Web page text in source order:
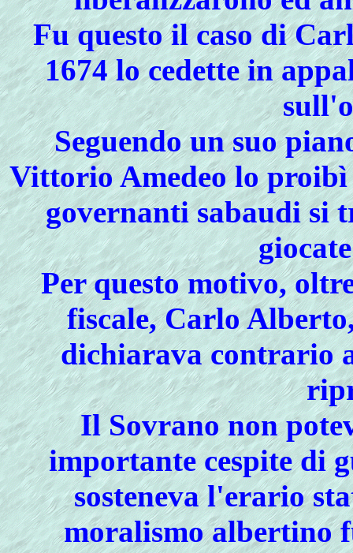
Fu questo il caso di
1674 lo cedette in
Seguendo un suo
Vittorio Amedeo lo
governanti sabaudi si
Per questo motivo,
fiscale, Carlo
dichiarava contrario
Il Sovrano non
importante cespite di
sosteneva l'erario
moralismo albertino